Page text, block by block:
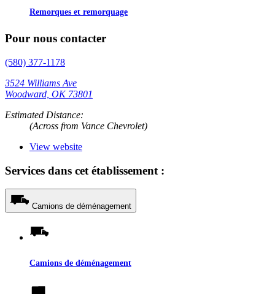
Remorques et remorquage
Pour nous contacter
(580) 377-1178
3524 Williams Ave
Woodward, OK 73801
Estimated Distance:
(Across from Vance Chevrolet)
View website
Services dans cet établissement :
Camions de déménagement
Camions de déménagement